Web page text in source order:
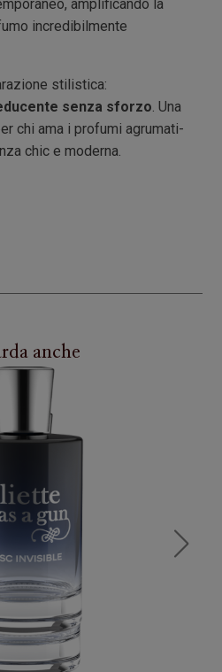
amplificando la
incredibilmente
stilistica:
senza sforzo. Una
chi ama i profumi agrumati-
chic e moderna.
anche